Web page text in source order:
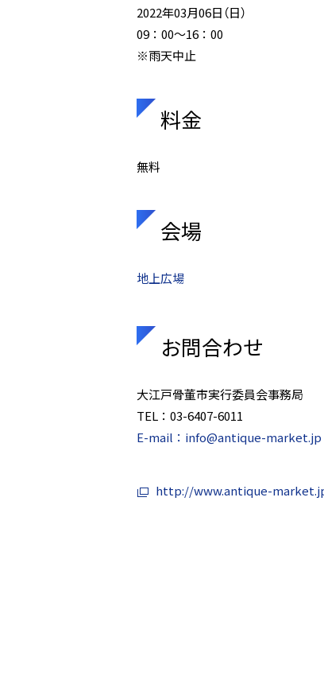
2022年03月06日（日）
09：00～16：00
※雨天中止
料金
無料
会場
地上広場
お問合わせ
大江戸骨董市実行委員会事務局
TEL：03-6407-6011
E-mail：info@antique-market.jp
http://www.antique-